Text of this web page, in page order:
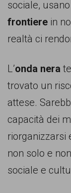
dei
diritti
cittadinanza
per
tutti.
sociale,
frontiere in
realtà ci
L’onda nera
trovato un
attese.
capacità dei
riorganizzarsi
non solo e
sociale e